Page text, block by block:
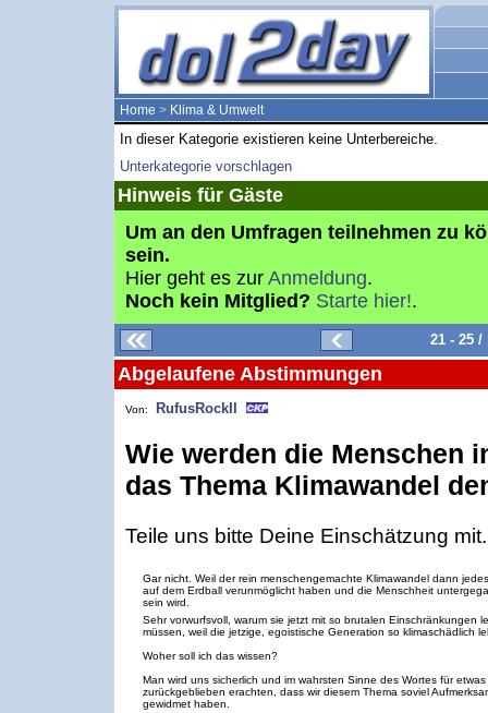
Home > Klima & Umwelt
In dieser Kategorie existieren keine Unterbereiche.
Unterkategorie vorschlagen
Hinweis für Gäste
Um an den Umfragen teilnehmen zu
sein.
Hier geht es zur Anmeldung.
Noch kein Mitglied? Starte hier!.
21 - 25
Abgelaufene Abstimmungen
Von: RufusRockII
Wie werden die Menschen
das Thema Klimawandel
Teile uns bitte Deine Einschätzung mit.
Gar nicht. Weil der rein menschengemachte Klimawandel dann
auf dem Erdball verunmöglicht haben und die Menschheit
sein wird.
Sehr vorwurfsvoll, warum sie jetzt mit so brutalen Einschränkungen
müssen, weil die jetzige, egoistische Generation so klimaschädlich
Woher soll ich das wissen?
Man wird uns sicherlich und im wahrsten Sinne des Wortes für etwas
zurückgeblieben erachten, dass wir diesem Thema soviel
gewidmet haben.